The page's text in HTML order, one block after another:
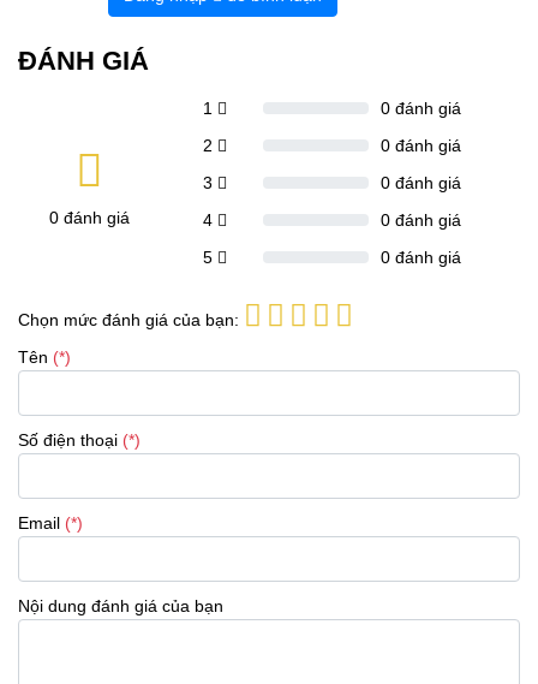
ĐÁNH GIÁ
0 đánh giá
1 0 đánh giá
2
0 đánh giá
3
0 đánh giá
4
0 đánh giá
5
0 đánh giá
Chọn mức đánh giá của bạn:
Tên (*)
Số điện thoại (*)
Email (*)
Nội dung đánh giá của bạn